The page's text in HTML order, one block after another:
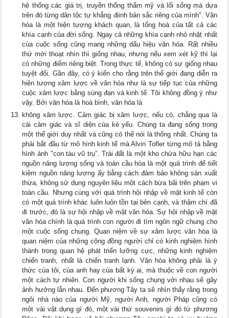
hệ thống các giá trị, truyền thống thẩm mỹ và lối sống mà dựa
trên đó từng dân tộc tự khẳng địinh bản sắc riêng của mình". Văn
hóa là một hiện tượng khách quan, là tổng hoà của tất cả các
khía cạnh của đời sống. Ngay cả những khía cạnh nhỏ nhặt nhất
của cuộc sống cũng mang những dấu hiệu văn hóa. Rất nhiều
thứ mới thoạt nhìn thì giống nhau, nhưng nếu xem xét kỹ thì lại
có những điểm riêng biệt. Trong thực tế, không có sự giống nhau
tuyệt đối. Gần đây, có ý kiến cho rằng trên thế giới đang diễn ra
hiện tượng xâm lược về văn hóa như là sự tiếp tục của những
cuộc xâm lược bằng súng đạn và kinh tế. Tôi không đồng ý như
vậy. Bởi văn hóa là hoà bình, văn hóa là
không xâm lược. Cảm giác bị xâm lược, nếu có, chẳng qua là
cái cảm giác và sĩ diện của kẻ yếu. Chúng ta đang sống trong
một thế giới duy nhất và cũng có thể nói là thống nhất. Chúng ta
phải bắt đầu từ mô hình kinh tế mà Alvin Tofler từng mô tả bằng
hình ảnh "con tàu vũ trụ”. Trái đất là một kho chứa hữu hạn các
nguồn năng lượng sống và toàn cầu hóa là một quá trình để tiết
kiệm nguồn năng lượng ấy bằng cách đảm bảo không sản xuất
thừa, không sử dụng nguyên liệu một cách bừa bãi trên phạm vi
toàn cầu. Nhưng cùng với quá trình hội nhập về mặt kinh tế còn
có một quá trình khác luôn luôn tồn tại bên cạnh, và thậm chí đã
đi trước, đó là sự hội nhập về mặt văn hóa. Sự hội nhập về mặt
văn hóa chính là quá trình con người đi tìm ngôn ngữ chung cho
một cuộc sống chung. Quan niệm về sự xâm lược văn hóa là
quan niệm của những cộng đồng người chỉ có kinh nghiệm hình
thành trong quan hệ phát triển lưỡng cực, những kinh nghiệm
chiến tranh, nhất là chiến tranh lạnh. Văn hóa không phải là ý
thức của tôi, của anh hay của bất kỳ ai, mà thuộc về con người
một cách tự nhiên. Con người khi sống chung với nhau sẽ gây
ảnh hưởng lẫn nhau. Đến phương Tây ta sẽ nhìn thấy rằng trong
ngôi nhà nào của người Mỹ, người Anh, người Pháp cũng có
một vài vật dụng gì đó, một vài thứ souvenirs gì đó từ phương